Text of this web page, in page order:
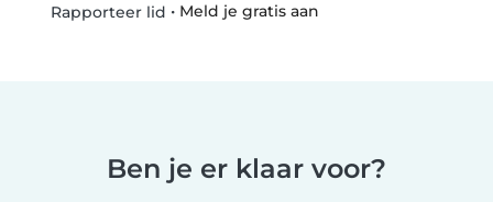
Rapporteer lid • Meld je gratis aan
Ben je er klaar voor?